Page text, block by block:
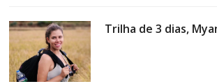
Trilha de 3 dias,